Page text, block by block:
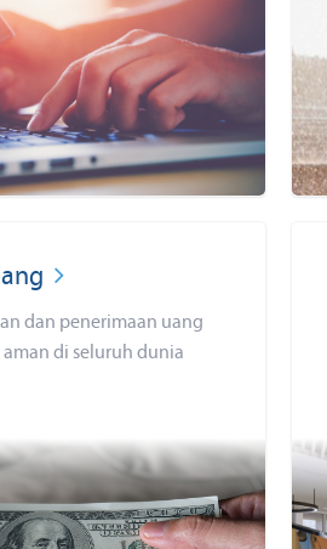
dan penerimaan uang
aman di seluruh dunia